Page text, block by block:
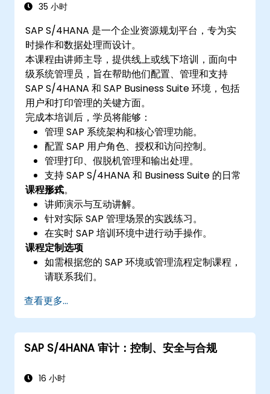
35 小时
SAP S/4HANA 是一个企业资源规划平台，专为实
时操作和数据处理而设计。
本课程由讲师主导，提供线上或线下培训，面向中
级系统管理员，旨在帮助他们配置、管理和支持
SAP S/4HANA 和 SAP Business Suite 环境，包括
用户和打印管理的关键方面。
完成本培训后，学员将能够：
管理 SAP 系统架构和核心管理功能。
配置 SAP 用户角色、授权和访问控制。
管理打印、假脱机管理和输出处理。
支持 SAP S/4HANA 和 Business Suite 的日常
操作。
课程形式
讲师演示与互动讲解。
针对实际 SAP 管理场景的实践练习。
在实时 SAP 培训环境中进行动手操作。
课程定制选项
如需根据您的 SAP 环境或管理流程定制课程，
请联系我们。
查看更多...
SAP S/4HANA 审计：控制、安全与合规
16 小时